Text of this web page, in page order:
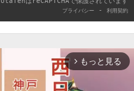
プライバシー - 利用契約
arrow_forward_ios もっと見る